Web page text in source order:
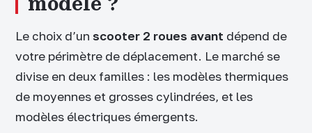
Le choix d’un scooter 2 roues avant dépend de
votre périmètre de déplacement. Le marché se
divise en deux familles : les modèles thermiques
de moyennes et grosses cylindrées, et les
modèles électriques émergents.